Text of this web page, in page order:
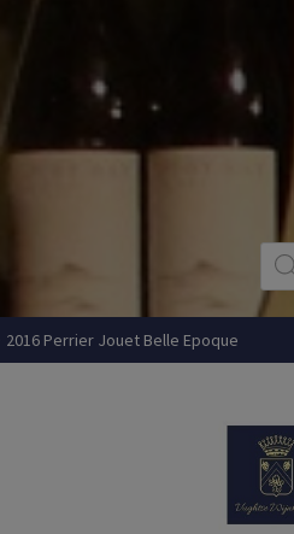
2016 Perrier Jouet Belle Epoque